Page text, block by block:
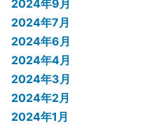
2024年9月
2024年7月
2024年6月
2024年4月
2024年3月
2024年2月
2024年1月